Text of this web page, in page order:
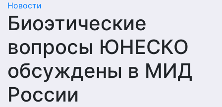
Новости
Биоэтические
вопросы ЮНЕСКО
обсуждены в МИД
России